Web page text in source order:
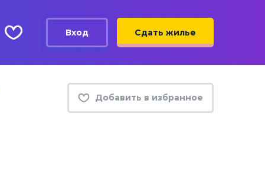
Вход Сдать жилье
Добавить в избранное